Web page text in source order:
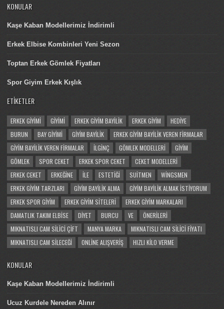
KONULAR
Kaşe Kaban Modellerimiz İndirimli
Erkek Elbise Kombinleri Yeni Sezon
Toptan Erkek Gömlek Fiyatları
Spor Giyim Erkek Kışlık
ETIKETLER
ERKEK GIYIMI GIYIMI ERKEK GIYIM BAYILIK ERKEK GIYIM
HEDIYE
BURUN
BAY GIYIMI GIYIM BAYILIK
ERKEK GIYIM BAYILIK VEREN FIRMALAR
GIYIM BAYILIK VEREN FIRMALAR
İLGINÇ GÖMLEK MODELLERI
GIYIM
GÖMLEK
SPOR CEKET ERKEK SPOR CEKET
CEKET MODELLERI
ERKEK CEKET
ERKEĞINE ILE ESTETIĞI SUITMEN
WINGSMEN
ERKEK GIYIM TARZLARI
GIYIM BAYILIK ALMA
GIYIM BAYILIK ALMAK ISTIYORUM
ERKEK SPOR GIYIM
ERKEK GIYIM SITELERI
ERKEK GIYIM MARKALARI
DAMATLIK TAKIM ELBISE
DIYET BURCU VE
ÖNERILERI
MIKNATISLI CAM SILICI ÇIFT
MANYA MARKA
MIKNATISLI CAM SILICI FIYATI
MIKNATISLI CAM SILECEĞI
ONLINE ALIŞVERIŞ HIZLI KILO VERME
KONULAR
Kaşe Kaban Modellerimiz İndirimli
Ucuz Kurdele Nereden Alınır